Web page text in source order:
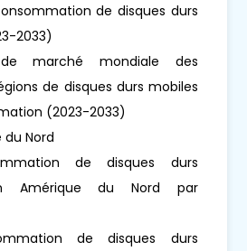
de disques durs
2033)
marché mondiale des
de disques durs mobiles
(2023-2033)
du Nord
de disques durs
Amérique du Nord par
de disques durs